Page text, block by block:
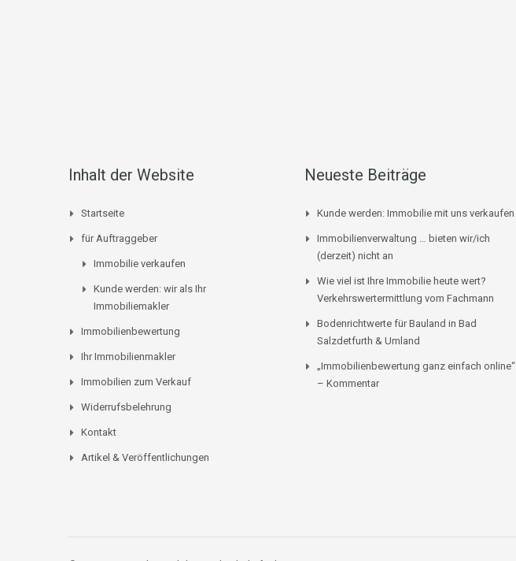
Inhalt der Website
Startseite
für Auftraggeber
Immobilie verkaufen
Kunde werden: wir als Ihr
Immobiliemakler
Immobilienbewertung
Ihr Immobilienmakler
Immobilien zum Verkauf
Widerrufsbelehrung
Kontakt
Artikel & Veröffentlichungen
Neueste Beiträge
Kunde werden: Immobilie mit uns verkaufen
Immobilienverwaltung … bieten wir/ich
(derzeit) nicht an
Wie viel ist Ihre Immobilie heute wert?
Verkehrswertermittlung vom Fachmann
Bodenrichtwerte für Bauland in Bad
Salzdetfurth & Umland
„Immobilienbewertung ganz einfach online“
– Kommentar